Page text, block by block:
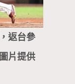
返台參
片提供